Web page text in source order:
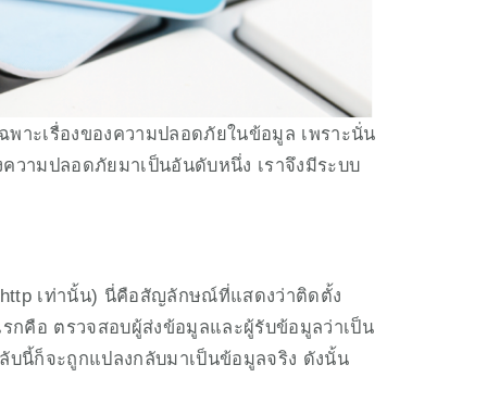
วามปลอดภัยมาเป็นอันดับหนึ่ง เราจึงมีระบบ
เท่านั้น) นี่คือสัญลักษณ์ที่แสดงว่าติดตั้ง
กคือ ตรวจสอบผู้ส่งข้อมูลและผู้รับข้อมูลว่าเป็น
บนี้ก็จะถูกแปลงกลับมาเป็นข้อมูลจริง ดังนั้น